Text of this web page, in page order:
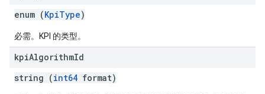
enum (KpiType)
必需。KPI 的类型。
kpiAlgorithmId
string (int64 format)